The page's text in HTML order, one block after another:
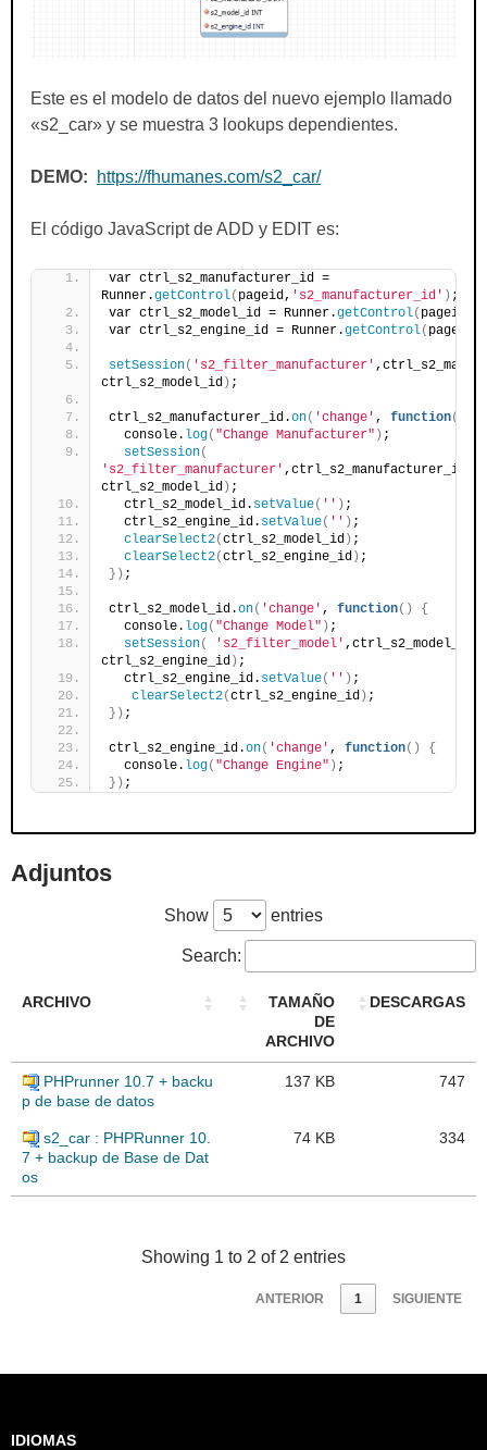
Este es el modelo de datos del nuevo ejemplo llamado
«s2_car» y se muestra 3 lookups dependientes.
DEMO: https://fhumanes.com/s2_car/
El código JavaScript de ADD y EDIT es:
var ctrl_s2_manufacturer_id =
Runner.getControl( pageid, 's2_manufacturer_id' ) ;
var ctrl_s2_model_id = Runner.getControl( pageid,
var ctrl_s2_engine_id = Runner.getControl( pageid,
setSession( 's2_filter_manufacturer'
ctrl_s2_model_id) ;
ctrl_s2_manufacturer_id.on( 'change' , function()
  console.
log( "Change Manufacturer" ) ;
setSession(
's2_filter_manufacturer' ,ctrl_s2_manufacturer_id.
ctrl_s2_model_id) ;
  ctrl_s2_model_id.
setValue( '' ) ;
  ctrl_s2_engine_id.
setValue( '' ) ;
clearSelect2(ctrl_s2_model_id) ;
clearSelect2(ctrl_s2_engine_id) ;
}) ;
ctrl_s2_model_id.on( 'change' , function()
{
  console.
log( "Change Model" ) ;
setSession( 's2_filter_model' ,ctrl_s2_model_id.
ctrl_s2_engine_id) ;
  ctrl_s2_engine_id.
setValue( '' ) ;
clearSelect2(ctrl_s2_engine_id) ;
}) ;
ctrl_s2_engine_id.on( 'change' , function()
{
  console.
log( "Change Engine" ) ;
}) ;
Adjuntos
Show entries
Search:
ARCHIVO
TAMAÑO
DE
ARCHIVO
DESCARGAS
PHPrunner 10.7 + backu
p de base de datos
137 KB 747
s2_car : PHPRunner 10.
7 + backup de Base de Dat
os
74 KB 334
Showing 1 to 2 of 2 entries
ANTERIOR 1 SIGUIENTE
IDIOMAS